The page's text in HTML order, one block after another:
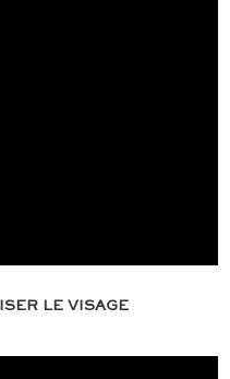
LE VISAGE